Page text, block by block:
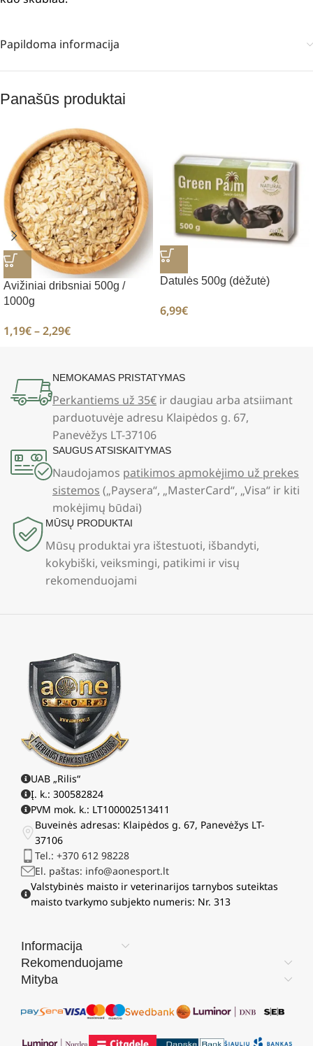
Papildoma informacija
Panašūs produktai
Avižiniai dribsniai 500g /
1000g
1,19€–2,29€
Datulės 500g (dėžutė)
6,99€
NEMOKAMAS PRISTATYMAS
Perkantiems už 35€ ir daugiau arba atsiimant
parduotuvėje adresu Klaipėdos g. 67,
Panevėžys LT-37106
SAUGUS ATSISKAITYMAS
Naudojamos patikimos apmokėjimo už prekes
sistemos („Paysera“, „MasterCard“, „Visa“ ir kiti
mokėjimų būdai)
MŪSŲ PRODUKTAI
Mūsų produktai yra ištestuoti, išbandyti,
kokybiški, veiksmingi, patikimi ir visų
rekomenduojami
UAB „Rilis“
Į. k.: 300582824
PVM mok. k.: LT100002513411
Buveinės adresas: Klaipėdos g. 67, Panevėžys LT-
37106
Tel.: +370 612 98228
El. paštas: info@aonesport.lt
Valstybinės maisto ir veterinarijos tarnybos suteiktas
maisto tvarkymo subjekto numeris: Nr. 313
Informacija
Rekomenduojame
Mityba